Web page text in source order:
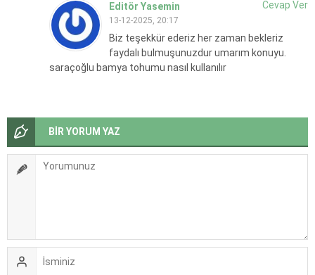
Editör Yasemin
13-12-2025, 20:17
Biz teşekkür ederiz her zaman bekleriz
faydalı bulmuşunuzdur umarım konuyu.
saraçoğlu bamya tohumu nasıl kullanılır
Cevap Ver
BİR YORUM YAZ